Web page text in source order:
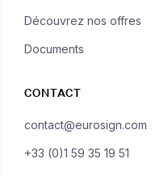
Découvrez nos offres
Documents
CONTACT
contact@eurosign.com
+33 (0)1 59 35 19 51